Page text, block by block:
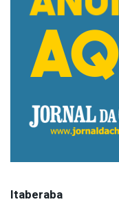
Itaberaba